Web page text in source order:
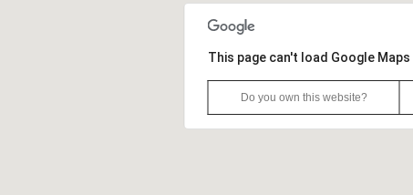
This page can't load Google
Do you own this website?